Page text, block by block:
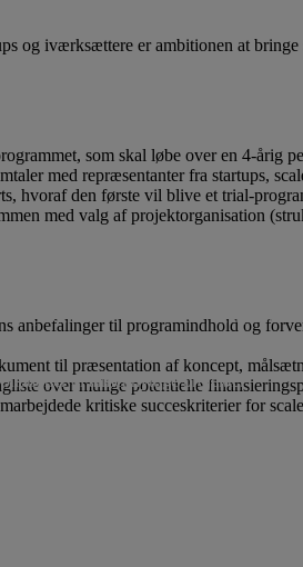
projekter Vi støtter ikke
til almennyttige projekter
og iværksættere er ambitionen at
som skal løbe over en 4-
med repræsentanter fra startups,
hvoraf den første vil blive et trial-
med valg af projektorganisation
anbefalinger til programindhold og
til præsentation af koncept,
over mulige potentielle
kritiske succeskriterier for